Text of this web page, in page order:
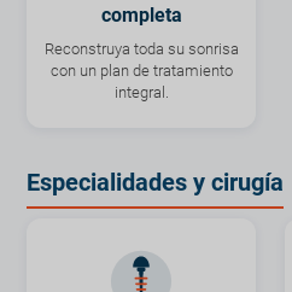
completa
Reconstruya toda su sonrisa
con un plan de tratamiento
integral.
Especialidades y cirugía